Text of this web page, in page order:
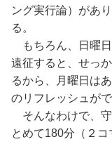
ング実行論）があ
る。
もちろん、日曜日
遠征すると、せっ
るから、月曜日は
のリフレッシュがで
そんなわけで、守
とめて180分（２